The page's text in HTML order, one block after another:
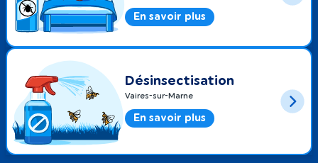
En savoir plus
Désinsectisation
Vaires-sur-Marne
En savoir plus